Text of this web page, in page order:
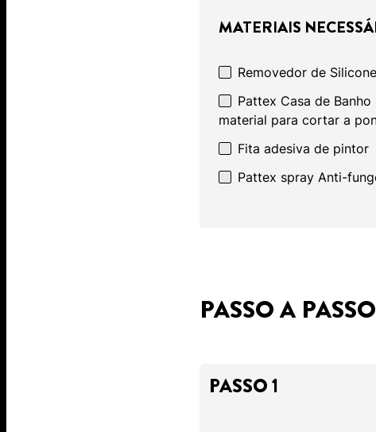
MATERIAIS
Removedor de
Pattex Casa de
material para cortar a
Fita adesiva de pintor
Pattex spray Anti-
PASSO A PASSO
PASSO 1